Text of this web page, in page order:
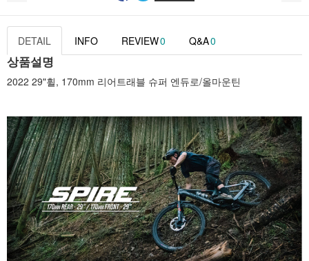
DETAIL INFO REVIEW0 Q&A0
상품설명
2022 29"휠, 170mm 리어트래블 슈퍼 엔듀로/올마운틴